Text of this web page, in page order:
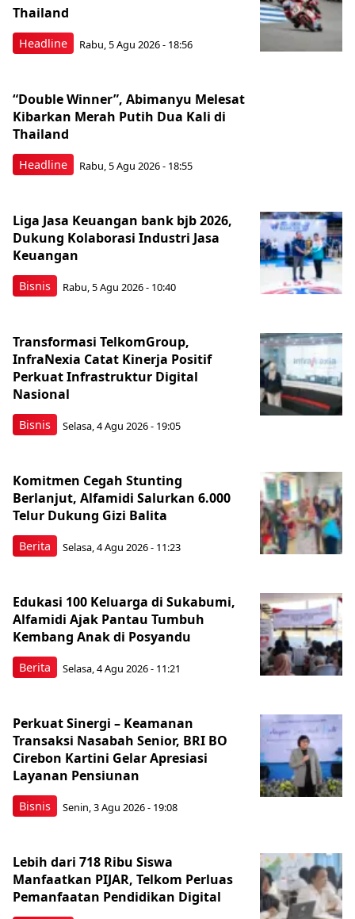
Headline
Thailand
Rabu, 5 Agu 2026 - 18:56
Headline
“Double Winner”, Abimanyu Melesat
Kibarkan Merah Putih Dua Kali di
Thailand
Rabu, 5 Agu 2026 - 18:55
Bisnis
Liga Jasa Keuangan bank bjb 2026,
Dukung Kolaborasi Industri Jasa
Keuangan
Rabu, 5 Agu 2026 - 10:40
Bisnis
Transformasi TelkomGroup,
InfraNexia Catat Kinerja Positif
Perkuat Infrastruktur Digital
Nasional
Selasa, 4 Agu 2026 - 19:05
Berita
Komitmen Cegah Stunting
Berlanjut, Alfamidi Salurkan 6.000
Telur Dukung Gizi Balita
Selasa, 4 Agu 2026 - 11:23
Berita
Edukasi 100 Keluarga di Sukabumi,
Alfamidi Ajak Pantau Tumbuh
Kembang Anak di Posyandu
Selasa, 4 Agu 2026 - 11:21
Bisnis
Perkuat Sinergi – Keamanan
Transaksi Nasabah Senior, BRI BO
Cirebon Kartini Gelar Apresiasi
Layanan Pensiunan
Senin, 3 Agu 2026 - 19:08
Lebih dari 718 Ribu Siswa
Manfaatkan PIJAR, Telkom Perluas
Pemanfaatan Pendidikan Digital